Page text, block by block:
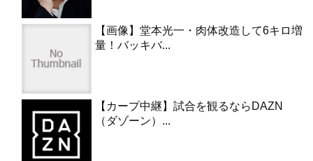
【画像】堂本光一・肉体改造して6キロ増
量！バッキバ...
【カープ中継】試合を観るならDAZN
（ダゾーン）...